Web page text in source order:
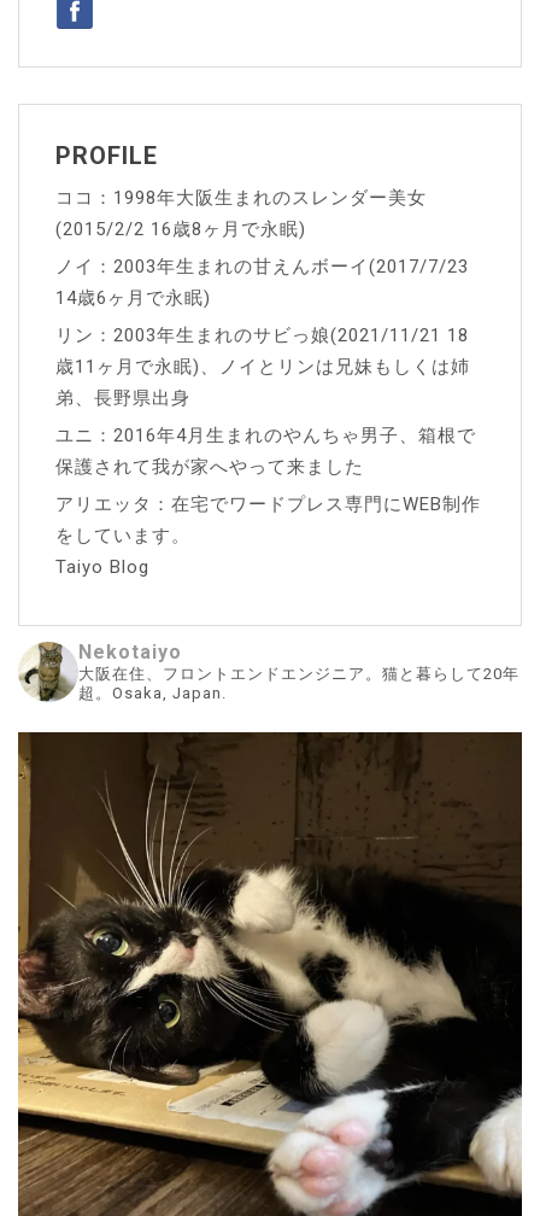
シ
ョ
ン
PROFILE
ココ：1998年大阪生まれのスレンダー美女
(2015/2/2 16歳8ヶ月で永眠)
ノイ：2003年生まれの甘えんボーイ(2017/7/23
14歳6ヶ月で永眠)
リン：2003年生まれのサビっ娘(2021/11/21 18
歳11ヶ月で永眠)、ノイとリンは兄妹もしくは姉
弟、長野県出身
ユニ：2016年4月生まれのやんちゃ男子、箱根で
保護されて我が家へやって来ました
アリエッタ：在宅でワードプレス専門にWEB制作
をしています。
Taiyo Blog
Nekotaiyo
大阪在住、フロントエンドエンジニア。猫と暮らして20年
超。Osaka, Japan.